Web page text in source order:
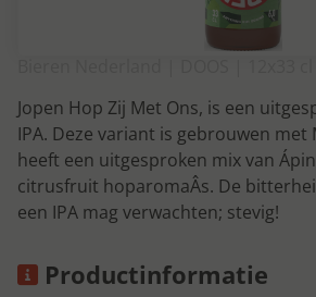
Jopen Hop Zij Met Ons, is een
IPA. Deze variant is gebrouwen met
heeft een uitgesproken mix van
citrusfruit hoparomaÂs. De
een IPA mag verwachten; stevig!
Productinformatie